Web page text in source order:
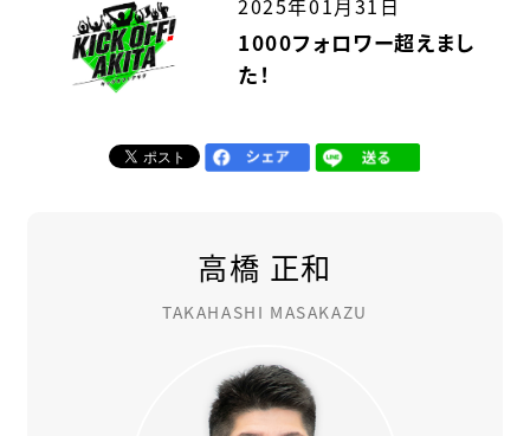
2025年01月31日
1000フォロワー超えまし
た！
高橋 正和
TAKAHASHI MASAKAZU